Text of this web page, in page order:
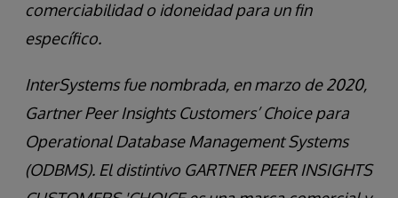
comerciabilidad o idoneidad para un fin
específico.
InterSystems fue nombrada, en marzo de 2020,
Gartner Peer Insights Customers’ Choice para
Operational Database Management Systems
(ODBMS). El distintivo GARTNER PEER INSIGHTS